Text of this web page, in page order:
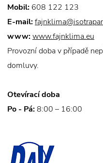
Mobil: 608 122 123
E-mail:
www:www.fajnklima.eu
Provozní doba v případě
domluvy.
Otevírací doba
Po - Pá:8:00 – 16:00